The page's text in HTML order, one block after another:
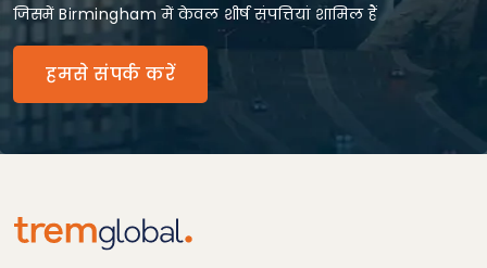
जिसमें Birmingham में केवल शीर्ष संपत्तियां शामिल हैं
हमसे संपर्क करें